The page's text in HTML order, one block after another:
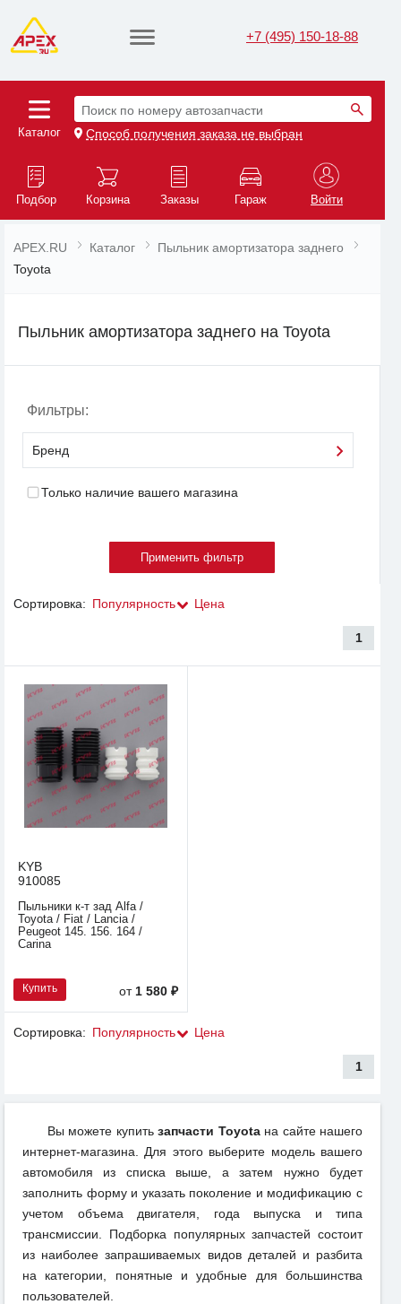
+7 (495) 150-18-88
Каталог
Поиск по номеру автозапчасти
Способ получения заказа не выбран
Подбор Корзина Заказы Гараж Войти
APEX.RU Каталог
Пыльник амортизатора заднего
Toyota
Пыльник амортизатора заднего на Toyota
Фильтры:
Бренд
Только наличие вашего магазина
Сортировка: Популярность Цена
1
KYB
910085
Пыльники к-т зад Alfa /
Toyota / Fiat / Lancia /
Peugeot 145. 156. 164 /
Carina
Купить от 1 580 ₽
Сортировка: Популярность Цена
1
Вы можете купитьзапчасти Toyotaна сайте нашего
интернет-магазина. Для этого выберите модель вашего
автомобиля из списка выше, а затем нужно будет
заполнить форму и указать поколение и модификацию с
учетом объема двигателя, года выпуска и типа
трансмиссии. Подборка популярных запчастей состоит
из наиболее запрашиваемых видов деталей и разбита
на категории, понятные и удобные для большинства
пользователей.